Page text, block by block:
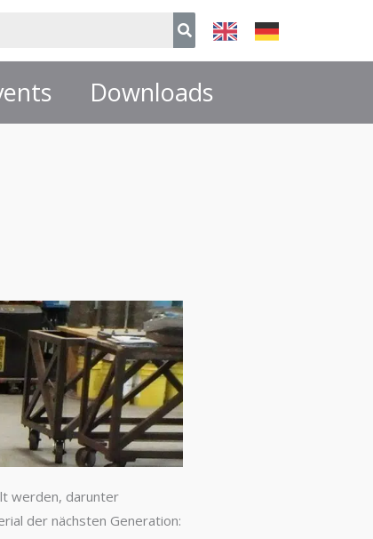
Downloads
werden, darunter
der nächsten Generation: